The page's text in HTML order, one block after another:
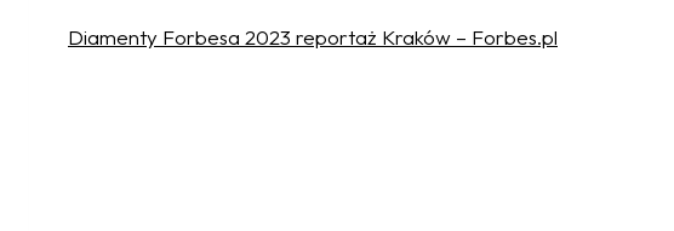
Diamenty Forbesa 2023 reportaż Kraków – Forbes.pl